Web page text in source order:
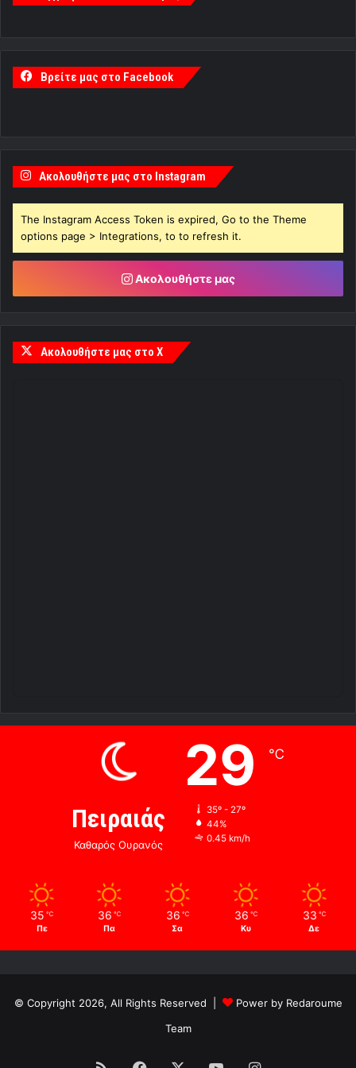
Βρείτε μας στο Facebook
Ακολουθήστε μας στο Instagram
The Instagram Access Token is expired, Go to the Theme
options page > Integrations, to to refresh it.
Ακολουθήστε μας
Ακολουθήστε μας στο X
Πειραιάς
Καθαρός Ουρανός
29 ℃
35º - 27º
44%
0.45 km/h
35 ℃
Πε
36 ℃
Πα
36 ℃
Σα
36 ℃
Κυ
33 ℃
Δε
© Copyright 2026, All Rights Reserved |
Power by Redaroume
Team